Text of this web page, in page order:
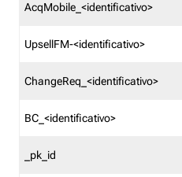
AcqMobile_<identificativo>
UpsellFM-<identificativo>
ChangeReq_<identificativo>
BC_<identificativo>
_pk_id